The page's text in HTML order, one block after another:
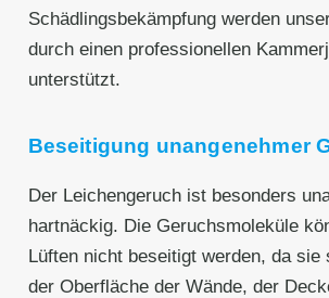
Schädlingsbekämpfung werden
durch einen professionellen
unterstützt.
Beseitigung unangenehmer
Der Leichengeruch ist besonders
hartnäckig. Die Geruchsmoleküle
Lüften nicht beseitigt werden, da sie
der Oberfläche der Wände, der